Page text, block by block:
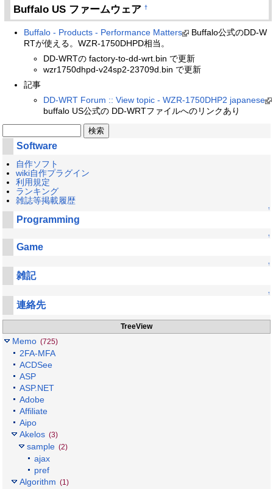
Buffalo US ファームウェア†
Buffalo - Products - Performance Matters
Buffalo公式のDD-W
RTが使える。WZR-1750DHPD相当。
DD-WRTの factory-to-dd-wrt.bin で更新
wzr1750dhpd-v24sp2-23709d.bin で更新
記事
DD-WRT Forum :: View topic - WZR-1750DHP2 japanese
buffalo US公式の DD-WRTファイルへのリンクあり
Software
自作ソフト
wiki自作プラグイン
利用規定
ランキング
雑誌等掲載履歴
↑
Programming
↑
Game
↑
雑記
↑
連絡先
TreeView
Memo (725)
2FA-MFA
ACDSee
ASP
ASP.NET
Adobe
Affiliate
Aipo
Akelos (3)
sample (2)
ajax
pref
Algorithm (1)